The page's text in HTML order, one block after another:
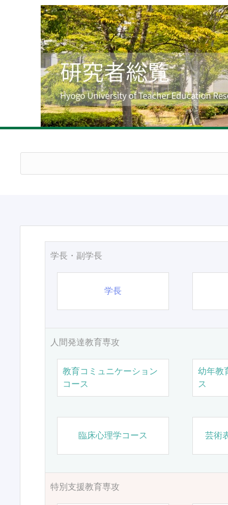
学長・副学長
学長
人間発達教育専攻
教育コミュニケーション
コース
幼年教
ス
臨床心理学コース 芸術
特別支援教育専攻